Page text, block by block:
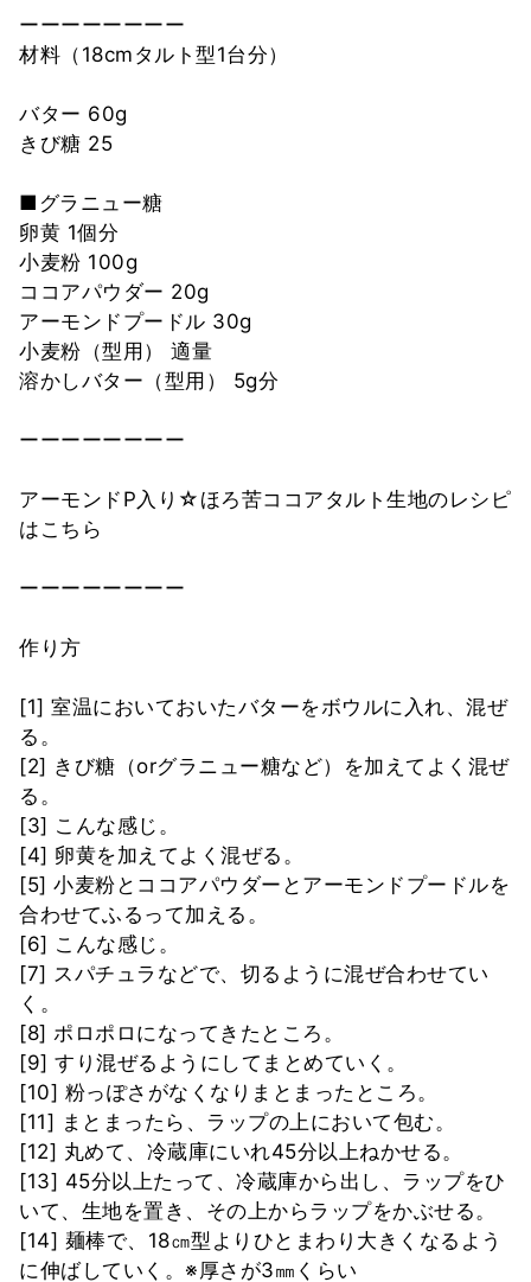
ーーーーーーーー
材料（18cmタルト型1台分）
バター 60g
きび糖 25
■グラニュー糖
卵黄 1個分
小麦粉 100g
ココアパウダー 20g
アーモンドプードル 30g
小麦粉（型用） 適量
溶かしバター（型用） 5g分
ーーーーーーーー
アーモンドP入り☆ほろ苦ココアタルト生地のレシピ
はこちら
ーーーーーーーー
作り方
[1] 室温においておいたバターをボウルに入れ、混ぜ
る。
[2] きび糖（orグラニュー糖など）を加えてよく混ぜ
る。
[3] こんな感じ。
[4] 卵黄を加えてよく混ぜる。
[5] 小麦粉とココアパウダーとアーモンドプードルを
合わせてふるって加える。
[6] こんな感じ。
[7] スパチュラなどで、切るように混ぜ合わせてい
く。
[8] ポロポロになってきたところ。
[9] すり混ぜるようにしてまとめていく。
[10] 粉っぽさがなくなりまとまったところ。
[11] まとまったら、ラップの上において包む。
[12] 丸めて、冷蔵庫にいれ45分以上ねかせる。
[13] 45分以上たって、冷蔵庫から出し、ラップをひ
いて、生地を置き、その上からラップをかぶせる。
[14] 麺棒で、18㎝型よりひとまわり大きくなるよう
に伸ばしていく。※厚さが3㎜くらい